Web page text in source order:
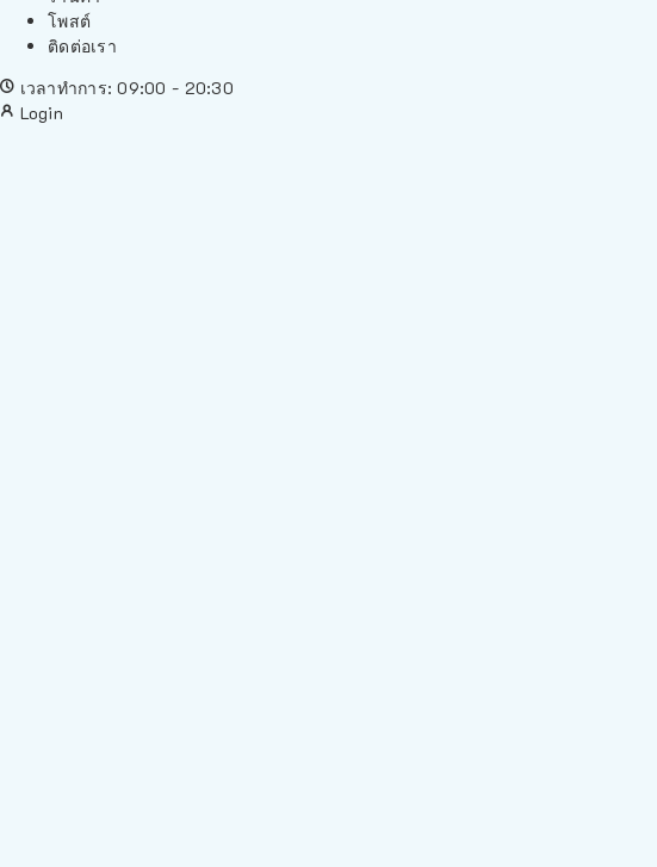
โพสต์
ติดต่อเรา
เวลาทำการ: 09:00 - 20:30
Login